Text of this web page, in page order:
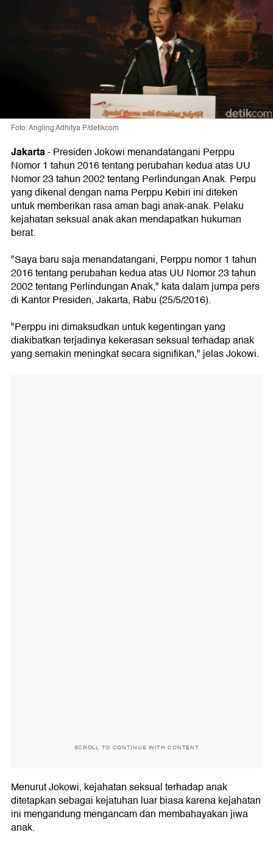
Foto: Angling Adhitya P/detikcom
Jakarta-Presiden Jokowi menandatangani Perppu
Nomor 1 tahun 2016 tentang perubahan kedua atas UU
Nomor 23 tahun 2002 tentang Perlindungan Anak. Perpu
yang dikenal dengan nama Perppu Kebiri ini diteken
untuk memberikan rasa aman bagi anak-anak. Pelaku
kejahatan seksual anak akan mendapatkan hukuman
berat.
"Saya baru saja menandatangani, Perppu nomor 1 tahun
2016 tentang perubahan kedua atas UU Nomor 23 tahun
2002 tentang Perlindungan Anak," kata dalam jumpa pers
di Kantor Presiden, Jakarta, Rabu (25/5/2016).
"Perppu ini dimaksudkan untuk kegentingan yang
diakibatkan terjadinya kekerasan seksual terhadap anak
yang semakin meningkat secara signifikan," jelas Jokowi.
SCROLL TO CONTINUE WITH CONTENT
Menurut Jokowi, kejahatan seksual terhadap anak
ditetapkan sebagai kejatuhan luar biasa karena kejahatan
ini mengandung mengancam dan membahayakan jiwa
anak.